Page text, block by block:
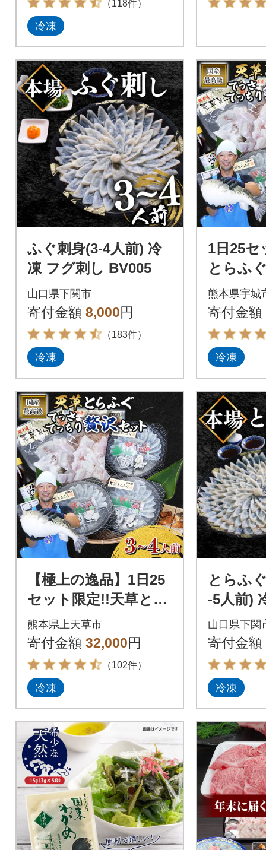
（118件）
冷凍
ふぐ刺身(3-4人前) 冷
凍 フグ刺し BV005
山口県下関市
寄付金額 8,000円
（183件）
冷凍
1日25セ
とらふ
っちり
4人前)(
熊本県宇城
寄付金額
冷凍
【極上の逸品】1日25
セット限定!!天草とら
ふぐてっさ・てっち
り贅沢セット(3～4人
前)
熊本県上天草市
寄付金額 32,000円
（102件）
冷凍
とらふ
-5人前)
BV002
山口県下関
寄付金額
冷凍